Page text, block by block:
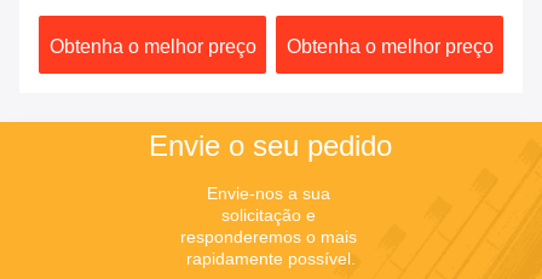
camião 1000DX1000D
20X20 750G
Obtenha o melhor preço
Revestido Lona para
Caminhão 610GSM
Obtenha o melhor preço
Envie o seu pedido
Envie-nos a sua
solicitação e
responderemos o mais
rapidamente possível.